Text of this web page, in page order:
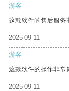
游客
这款软件的售后服务
2025-09-11
游客
这款软件的操作非常
2025-09-11